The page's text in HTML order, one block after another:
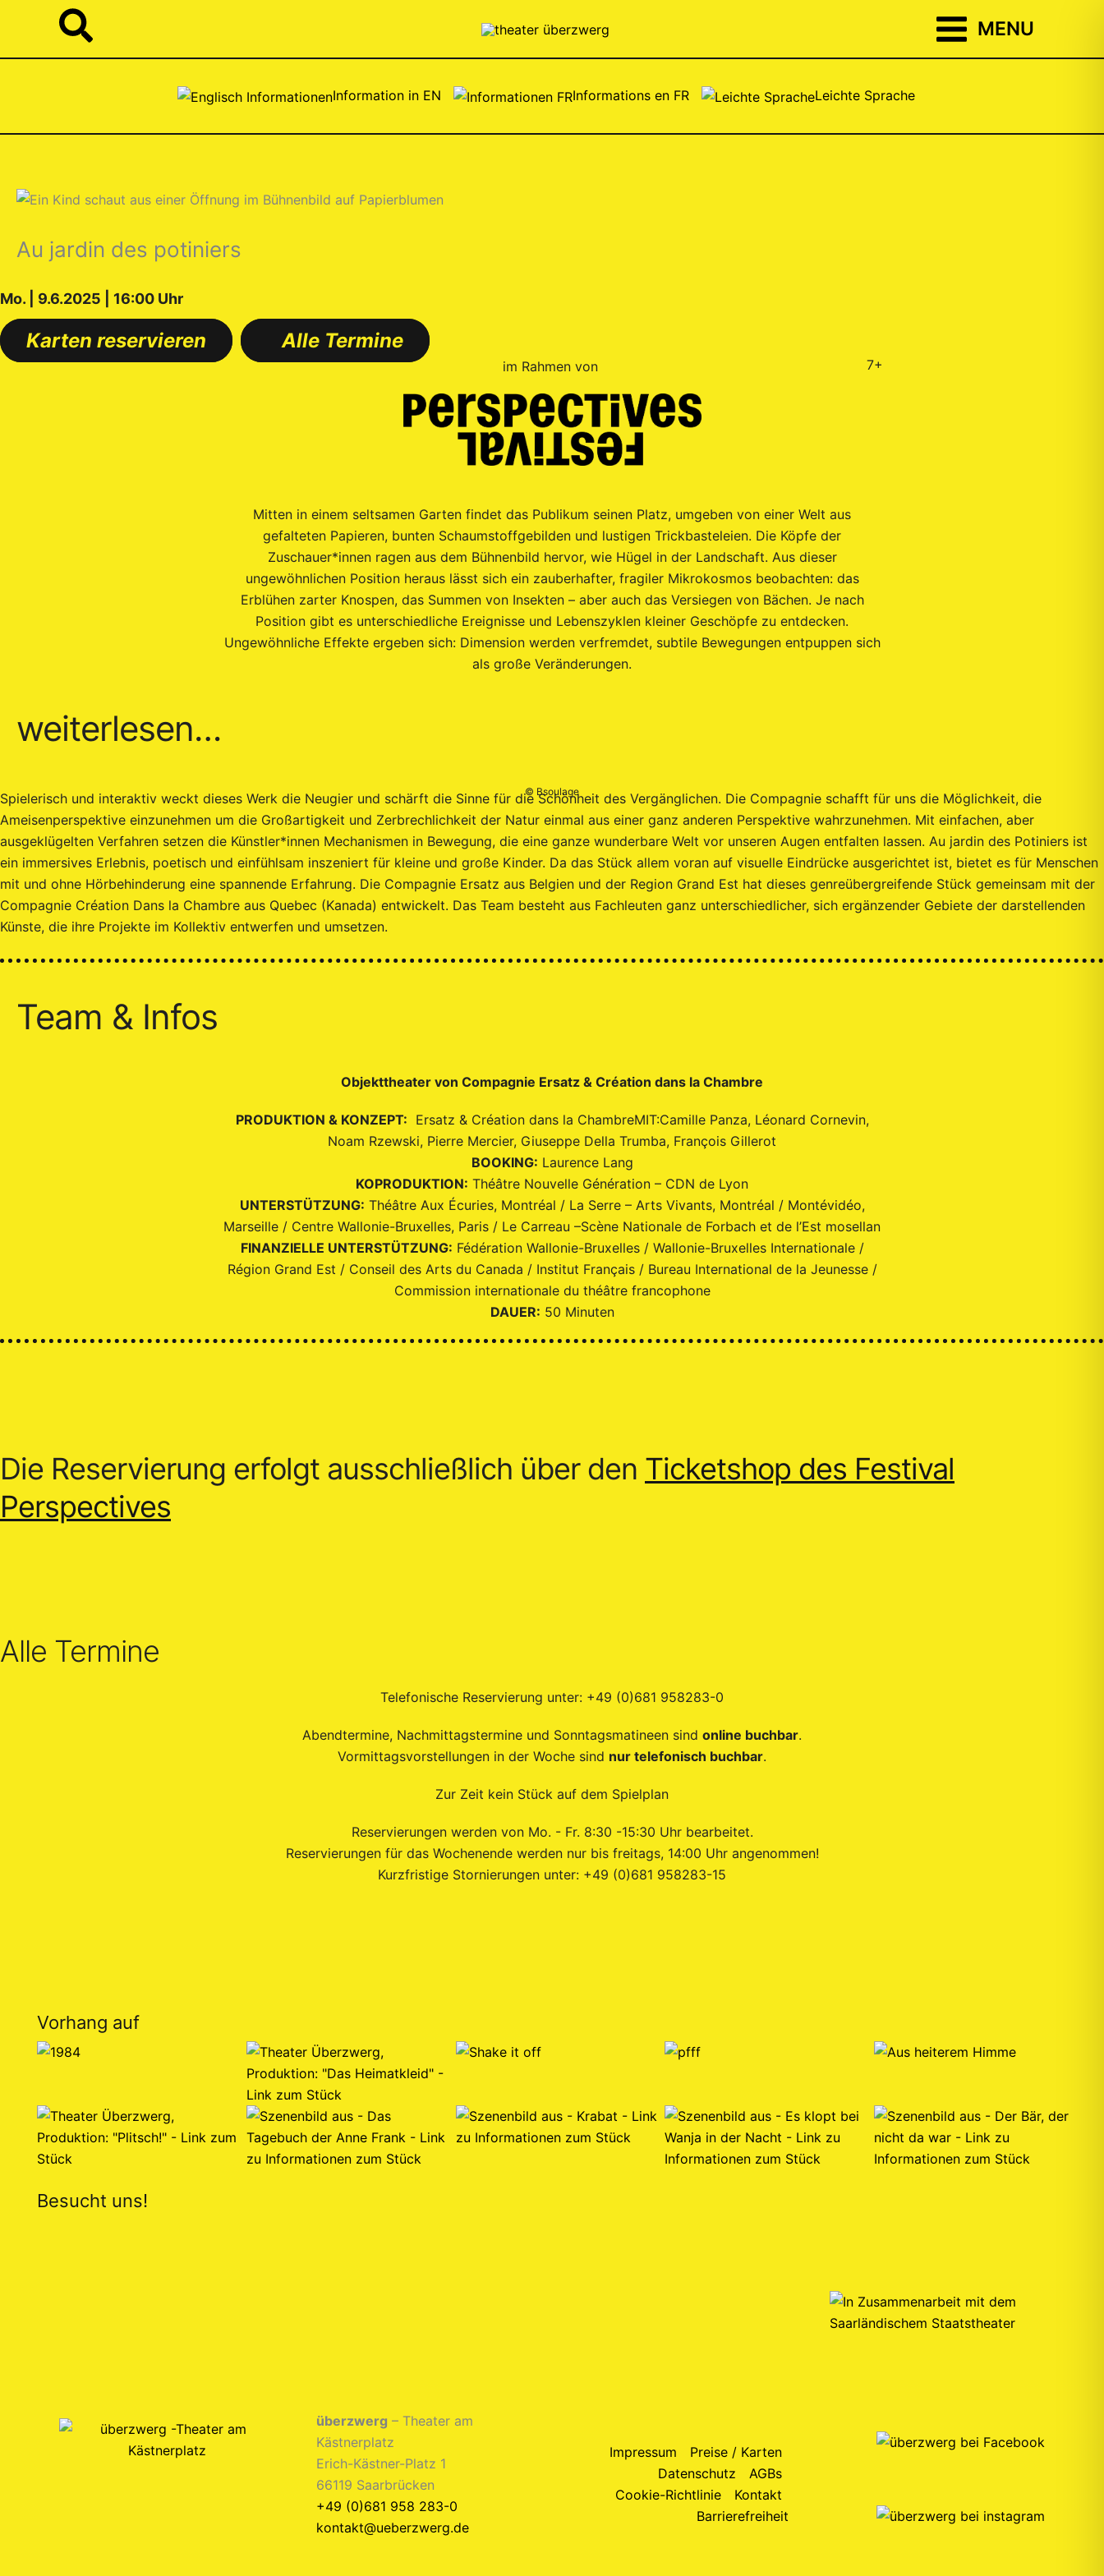
Suchen MENU
Information in EN Informations en FR Leichte Sprache
Au jardin des potiniers
Mo. | 9.6.2025 | 16:00 Uhr
Karten reservieren Alle Termine
im Rahmen von
Mitten in einem seltsamen Garten findet das Publikum seinen Platz, umgeben von einer Welt aus
gefalteten Papieren, bunten Schaumstoffgebilden und lustigen Trickbasteleien. Die Köpfe der
Zuschauer*innen ragen aus dem Bühnenbild hervor, wie Hügel in der Landschaft. Aus dieser
ungewöhnlichen Position heraus lässt sich ein zauberhafter, fragiler Mikrokosmos beobachten: das
Erblühen zarter Knospen, das Summen von Insekten – aber auch das Versiegen von Bächen. Je nach
Position gibt es unterschiedliche Ereignisse und Lebenszyklen kleiner Geschöpfe zu entdecken.
Ungewöhnliche Effekte ergeben sich: Dimension werden verfremdet, subtile Bewegungen entpuppen sich
als große Veränderungen.
weiterlesen…
Spielerisch und interaktiv weckt dieses Werk die Neugier und schärft die Sinne für die Schönheit des Vergänglichen. Die Compagnie schafft für uns die Möglichkeit, die
Ameisenperspektive einzunehmen um die Großartigkeit und Zerbrechlichkeit der Natur einmal aus einer ganz anderen Perspektive wahrzunehmen. Mit einfachen, aber
ausgeklügelten Verfahren setzen die Künstler*innen Mechanismen in Bewegung, die eine ganze wunderbare Welt vor unseren Augen entfalten lassen. Au jardin des Potiniers ist
ein immersives Erlebnis, poetisch und einfühlsam inszeniert für kleine und große Kinder. Da das Stück allem voran auf visuelle Eindrücke ausgerichtet ist, bietet es für Menschen
mit und ohne Hörbehinderung eine spannende Erfahrung. Die Compagnie Ersatz aus Belgien und der Region Grand Est hat dieses genreübergreifende Stück gemeinsam mit der
Compagnie Création Dans la Chambre aus Quebec (Kanada) entwickelt. Das Team besteht aus Fachleuten ganz unterschiedlicher, sich ergänzender Gebiete der darstellenden
Künste, die ihre Projekte im Kollektiv entwerfen und umsetzen.
Team & Infos
Objekttheater von Compagnie Ersatz & Création dans la Chambre
PRODUKTION & KONZEPT: Ersatz & Création dans la ChambreMIT:Camille Panza, Léonard Cornevin,
Noam Rzewski, Pierre Mercier, Giuseppe Della Trumba, François Gillerot
BOOKING: Laurence Lang
KOPRODUKTION: Théâtre Nouvelle Génération – CDN de Lyon
UNTERSTÜTZUNG: Théâtre Aux Écuries, Montréal / La Serre – Arts Vivants, Montréal / Montévidéo,
Marseille / Centre Wallonie-Bruxelles, Paris / Le Carreau –Scène Nationale de Forbach et de l’Est mosellan
FINANZIELLE UNTERSTÜTZUNG: Fédération Wallonie-Bruxelles / Wallonie-Bruxelles Internationale /
Région Grand Est / Conseil des Arts du Canada / Institut Français / Bureau International de la Jeunesse /
Commission internationale du théâtre francophone
DAUER: 50 Minuten
Die Reservierung erfolgt ausschließlich über den Ticketshop des Festival
Perspectives
© Bsoulage
7+
Alle Termine
Telefonische Reservierung unter: +49 (0)681 958283-0
Abendtermine, Nachmittagstermine und Sonntagsmatineen sind online buchbar.
Vormittagsvorstellungen in der Woche sind nur telefonisch buchbar.
Zur Zeit kein Stück auf dem Spielplan
Reservierungen werden von Mo. - Fr. 8:30 -15:30 Uhr bearbeitet.
Reservierungen für das Wochenende werden nur bis freitags, 14:00 Uhr angenommen!
Kurzfristige Stornierungen unter: +49 (0)681 958283-15
Vorhang auf
Besucht uns!
überzwerg – Theater am
Kästnerplatz
Erich-Kästner-Platz 1
66119 Saarbrücken
+49 (0)681 958 283-0
kontakt@ueberzwerg.de
Impressum
Preise / Karten
Datenschutz
AGBs
Cookie-Richtlinie
Kontakt
Barrierefreiheit